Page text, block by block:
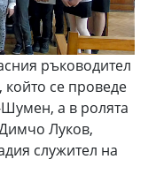
ръководител
който се проведе
а в ролята
Луков,
служител на